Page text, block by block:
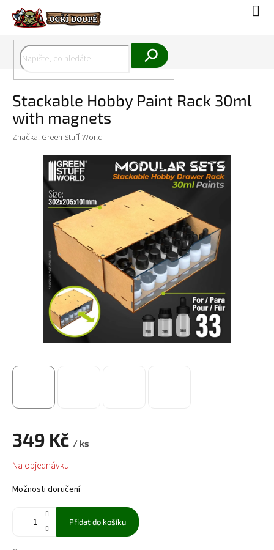
obsah
Stackable Hobby Paint Rack 30ml
with magnets
Značka: Green Stuff World
349 Kč / ks
Měrná
cena:
Na objednávku
Možnosti doručení
Přidat do košíku